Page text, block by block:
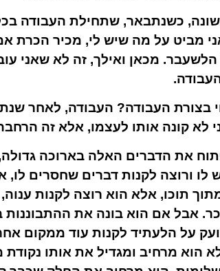
כשנתבאר, שתחילת העבודה
מביט על מה שיש לי, מכיר הכרת
הלשעבר. מכאן ואילך, זה לא שאני
בצורת העבודה? העבודה, לאחר
לא קונה אותו לעצמו, אלאזה
את הדברים האלה בארוכה
לו ורוצה לקנות דברים שחסרים לו,
מתוך תוכו, אלא הוא רוצה לקנות
אבל אם הוא בונה את
על הלעתיד לקנות עוד ממקום
הוא מרחיב ומגדיל את אותו